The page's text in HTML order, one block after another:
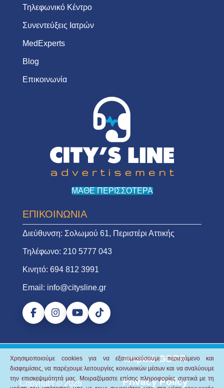
Τηλεφωνικό Κέντρο
Συνεντεύξεις Ιατρών
MedExperts
Blog
Επικοινωνία
ΜΑΘΕ ΠΕΡΙΣΣΟΤΕΡΑ
ΕΠΙΚΟΙΝΩΝΙΑ
Διεύθυνση: Σολωμού 61, Περιστέρι Αττικής
Τηλέφωνο: 210 5777 043
Κινητό: 694 812 3991
Email: info@citysline.gr
Copyright © 2026
Ιατρικό GDPR
Privacy Policy
Χρησιμοποιούμε cookies για να εξατομικεύσουμε περιεχόμενο και
διαφημίσεις, να παρέχουμε λειτουργίες κοινωνικών μέσων και να αναλύουμε
την επισκεψιμότητά μας. Μοιραζόμαστε επίσης πληροφορίες σχετικά με τη